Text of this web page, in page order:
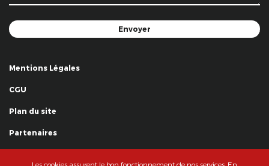
Mentions Légales
CGU
Plan du site
Partenaires
Les cookies assurent le bon fonctionnement de nos services. En